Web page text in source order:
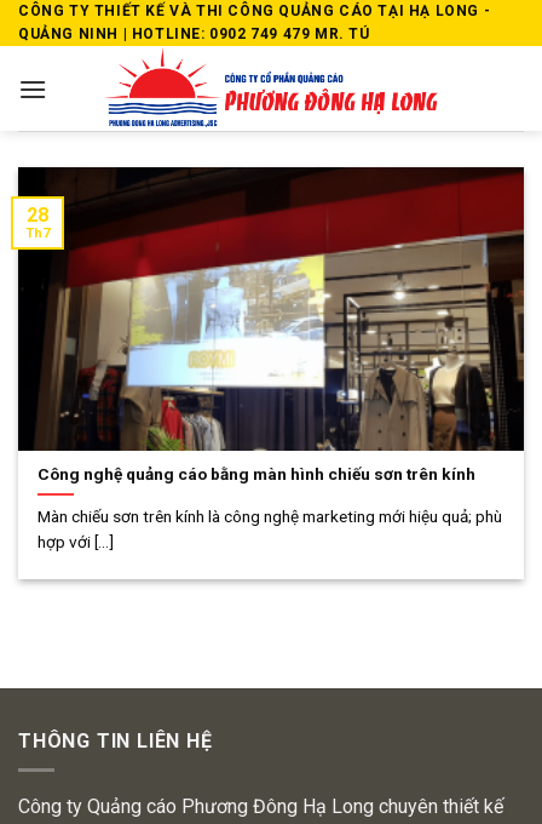
Skip
to
CÔNG TY THIẾT KẾ VÀ THI CÔNG QUẢNG CÁO TẠI HẠ LONG -
QUẢNG NINH | HOTLINE: 0902 749 479 MR. TÚ
Công nghệ quảng cáo bằng màn hình chiếu sơn trên kính
Màn chiếu sơn trên kính là công nghệ marketing mới hiệu quả; phù
hợp với [...]
28
Th7
THÔNG TIN LIÊN HỆ
Công ty Quảng cáo Phương Đông Hạ Long chuyên thiết kế